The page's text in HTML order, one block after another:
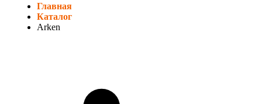
Главная
Каталог
Arken